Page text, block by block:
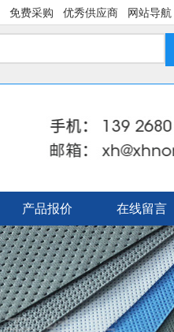
免费采购 优秀供应商 网站导航
产品报价 在线留言